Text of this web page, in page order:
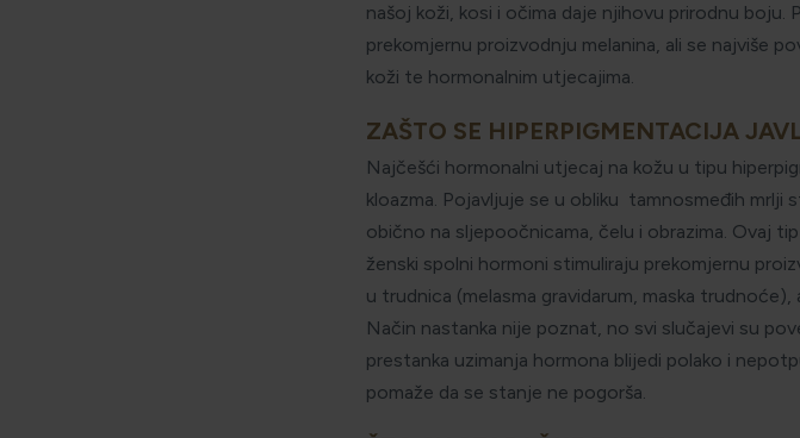
našoj koži, kosi i očima daje njihovu prirodnu
prekomjernu proizvodnju melanina, ali se najviše
koži te hormonalnim utjecajima.
ZAŠTO SE HIPERPIGMENTACIJA
Najčešći hormonalni utjecaj na kožu u tipu
kloazma. Pojavljuje se u obliku tamnosmeđih
obično na sljepoočnicama, čelu i obrazima. Ovaj
ženski spolni hormoni stimuliraju prekomjernu
u trudnica (melasma gravidarum, maska
Način nastanka nije poznat, no svi slučajevi su
prestanka uzimanja hormona blijedi polako i
pomaže da se stanje ne pogorša.